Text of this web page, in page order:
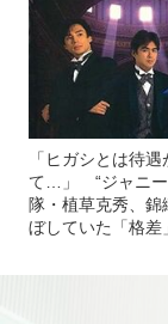
「ヒガシとは待
て…」 “ジャニー
隊・植草克秀、錦
ぼしていた「格差」